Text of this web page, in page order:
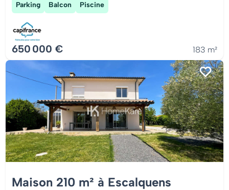
Parking Balcon Piscine
650 000 € 183 m²
Maison 210 m² à Escalquens